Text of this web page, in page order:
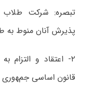
تبصره: شرکت طﻼب
پذیرش آنان منوط به
۲- اعتقاد و
قانون اساسی جمﻬوری